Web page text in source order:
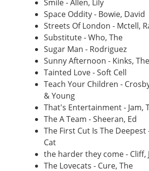
Smile - Allen, Lily
Space Oddity - Bowie, David
Streets Of London - Mctell,
Substitute - Who, The
Sugar Man - Rodriguez
Sunny Afternoon - Kinks, The
Tainted Love -Soft Cell
Teach Your Children -
& Young
That's Entertainment - Jam,
The A Team - Sheeran, Ed
The First Cut Is The Deepest
Cat
the harder they come - Cliff,
The Lovecats - Cure, The